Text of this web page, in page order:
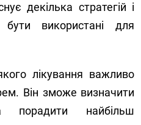
декілька стратегій і
використані для
лікування важливо
Він зможе визначити
найбільш